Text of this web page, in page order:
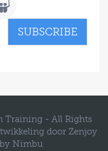
SUBSCRIBE
Training - All Rights
door Zenjoy
Nimbu